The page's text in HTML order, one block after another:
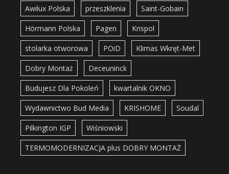
Awilux Polska przeszklenia Saint-Gobain
Hörmann Polska Pagen Krispol
stolarka otworowa POiD Klimas Wkręt-Met
Dobry Montaż Deceuninck
Budujesz Dla Pokoleń kwartalnik OKNO
Wydawnictwo Bud Media KRISHOME Soudal
Pilkington IGP Wiśniowski
TERMOMODERNIZACJA plus DOBRY MONTAŻ